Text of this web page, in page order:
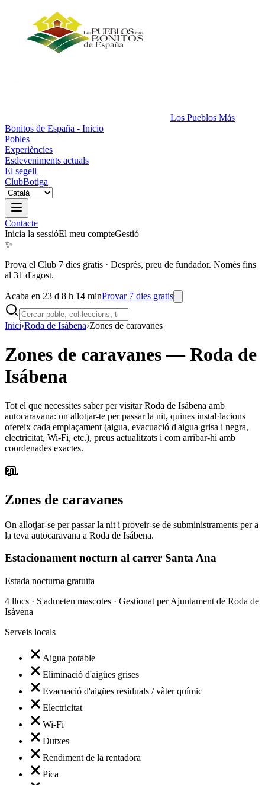
Los Pueblos Más
Bonitos de España - Inicio
Pobles
Experiències
Esdeveniments actuals
El segell
ClubBotiga
Contacte
Inicia la sessióEl meu compteGestió
✨
Prova el Club 7 dies gratis · Després, preu de fundador. Només fins
al 31 d'agost.
Acaba en 23 d 8 h 14 minProvar 7 dies gratis
Inici›Roda de Isábena›Zones de caravanes
Zones de caravanes—Roda de
Isábena
Tot el que necessites saber per visitar Roda de Isábena amb
autocaravana: on allotjar-te per passar la nit, quines instal·lacions
ofereix cada emplaçament (aigua, evacuació d'aigua grisa i negra,
electricitat, Wi-Fi, etc.), preus actualitzats i com arribar-hi amb
coordenades exactes.
Zones de caravanes
On allotjar-se per passar la nit i proveir-se de subministraments per a
la teva autocaravana a Roda de Isábena.
Estacionament nocturn al carrer Santa Ana
Estada nocturna gratuïta
4 llocs · S'admeten mascotes · Gestionat per Ajuntament de Roda de
Isàvena
Serveis locals
Aigua potable
Eliminació d'aigües grises
Evacuació d'aigües residuals / vàter químic
Electricitat
Wi-Fi
Dutxes
Rendiment de la rentadora
Pica